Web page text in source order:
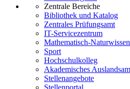
Zentrale Bereiche
Bibliothek und Katalog
Zentrales Prüfungsamt
IT-Servicezentrum
Mathematisch-
Sport
Hochschulkolleg
Akademisches
Stellenangebote